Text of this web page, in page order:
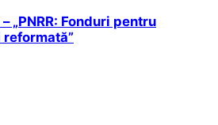
„PNRR: Fonduri pentru
reformată”